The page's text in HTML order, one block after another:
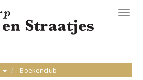
Boekenclub